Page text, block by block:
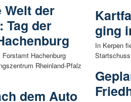
der
Tag der
Hachenburg
Rheinland-Pfalz
dem Auto
ging
In Kerpen